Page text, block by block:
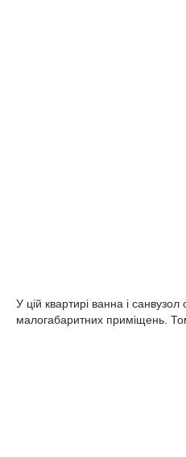
У цій квартирі ванна і санвузол
малогабаритних приміщень.